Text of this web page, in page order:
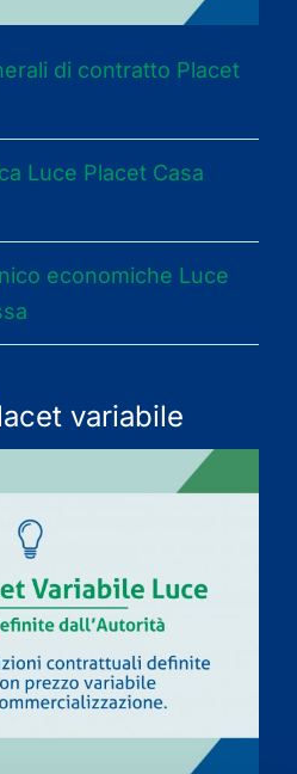
di contratto Placet
Luce Placet Casa
economiche Luce
variabile